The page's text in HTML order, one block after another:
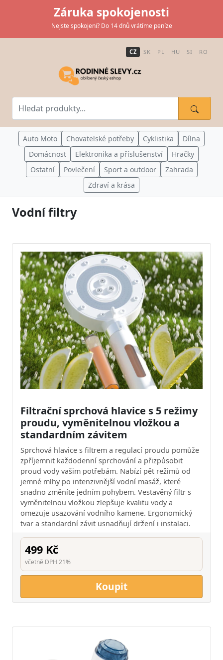
Záruka spokojenosti
Nejste spokojeni? Do 14 dnů vrátíme peníze
CZ SK PL HU SI RO
Auto Moto Chovatelské potřeby Cyklistika
Dílna
Domácnost
Elektronika a příslušenství
Hračky
Ostatní
Povlečení Sport a outdoor
Zahrada
Zdraví a krása
Vodní filtry
Filtrační sprchová hlavice s 5 režimy
proudu, vyměnitelnou vložkou a
standardním závitem
Sprchová hlavice s filtrem a regulací proudu pomůže
zpříjemnit každodenní sprchování a přizpůsobit
proud vody vašim potřebám. Nabízí pět režimů od
jemné mlhy po intenzivnější vodní masáž, které
snadno změníte jedním pohybem. Vestavěný filtr s
vyměnitelnou vložkou zlepšuje kvalitu vody a
omezuje usazování vodního kamene. Ergonomický
tvar a standardní závit usnadňují držení i instalaci.
499 Kč
včetně DPH 21%
Koupit